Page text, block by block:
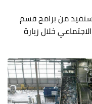
ألف مستفيد من برامج قسم
خلال زيارة